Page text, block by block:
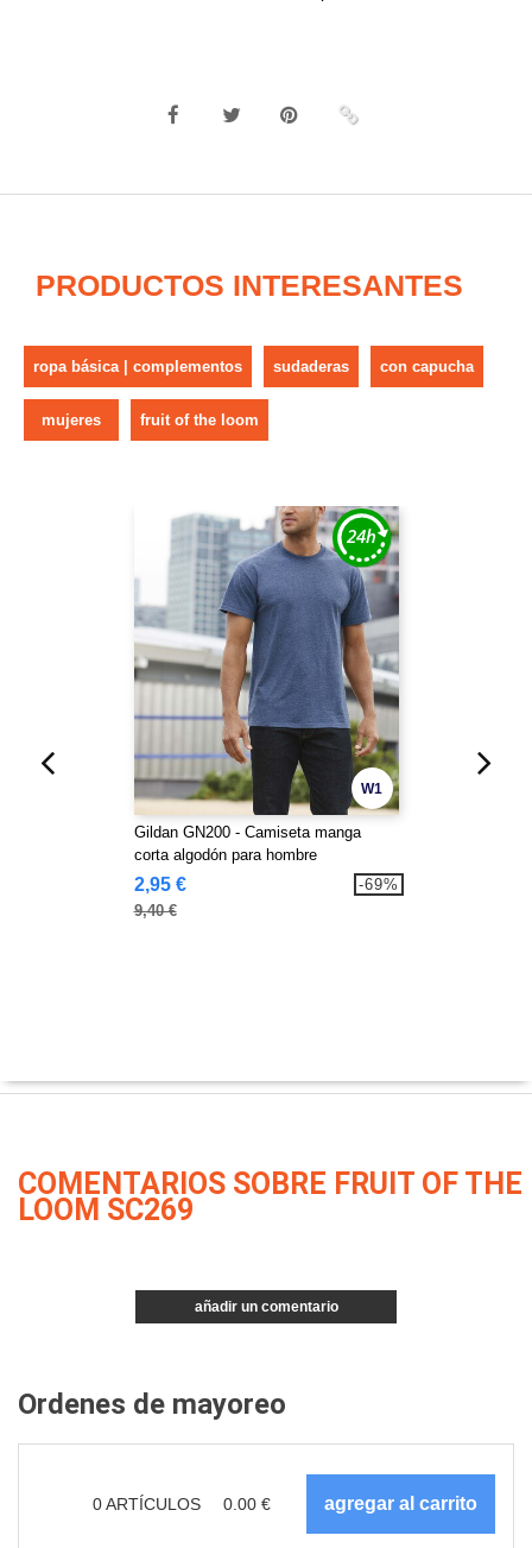
PRODUCTOS INTERESANTES
ropa básica | complementos sudaderas con capucha
mujeres fruit of the loom
W1
Gildan GN200 - Camiseta manga
corta algodón para hombre
2,95 €
9,40 €
-69%
COMENTARIOS SOBRE FRUIT OF THE
LOOM SC269
añadir un comentario
Ordenes de mayoreo
0ARTÍCULOS 0.00 €